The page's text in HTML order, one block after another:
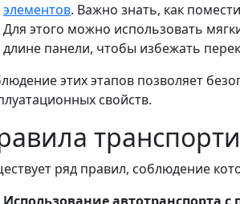
элементов. Важно знать, как
Для этого можно использовать
длине панели, чтобы избежать
этих этапов позволяет
свойств.
ряд правил, соблюдение